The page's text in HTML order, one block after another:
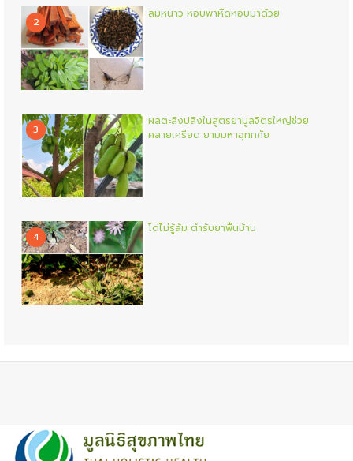
2
ลมหนาว หอบพาหืดหอบมาด้วย
3
ผลตะลิงปลิงในสูตรยามูลจิตรใหญ่ช่วย
คลายเครียด ยามมหาอุทกภัย
4
โด่ไม่รู้ล้ม ตำรับยาพื้นบ้าน